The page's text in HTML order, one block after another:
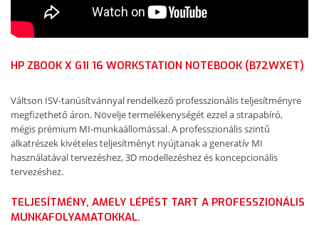
HP ZBOOK X G1I 16 WORKSTATION NOTEBOOK (B72WXET)
Váltson ISV-tanúsítvánnyal rendelkező professzionális teljesítményre
megfizethető áron. Növelje termelékenységét ezzel a strapabíró,
mégis prémium MI-munkaállomással. A professzionális szintű
alkatrészek kivételes teljesítményt nyújtanak a generatív MI
használatával tervezéshez, 3D modellezéshez és koncepcionális
tervezéshez.
TELJESÍTMÉNY, AMELY LÉPÉST TART A PROFESSZIONÁLIS
MUNKAFOLYAMATOKKAL.